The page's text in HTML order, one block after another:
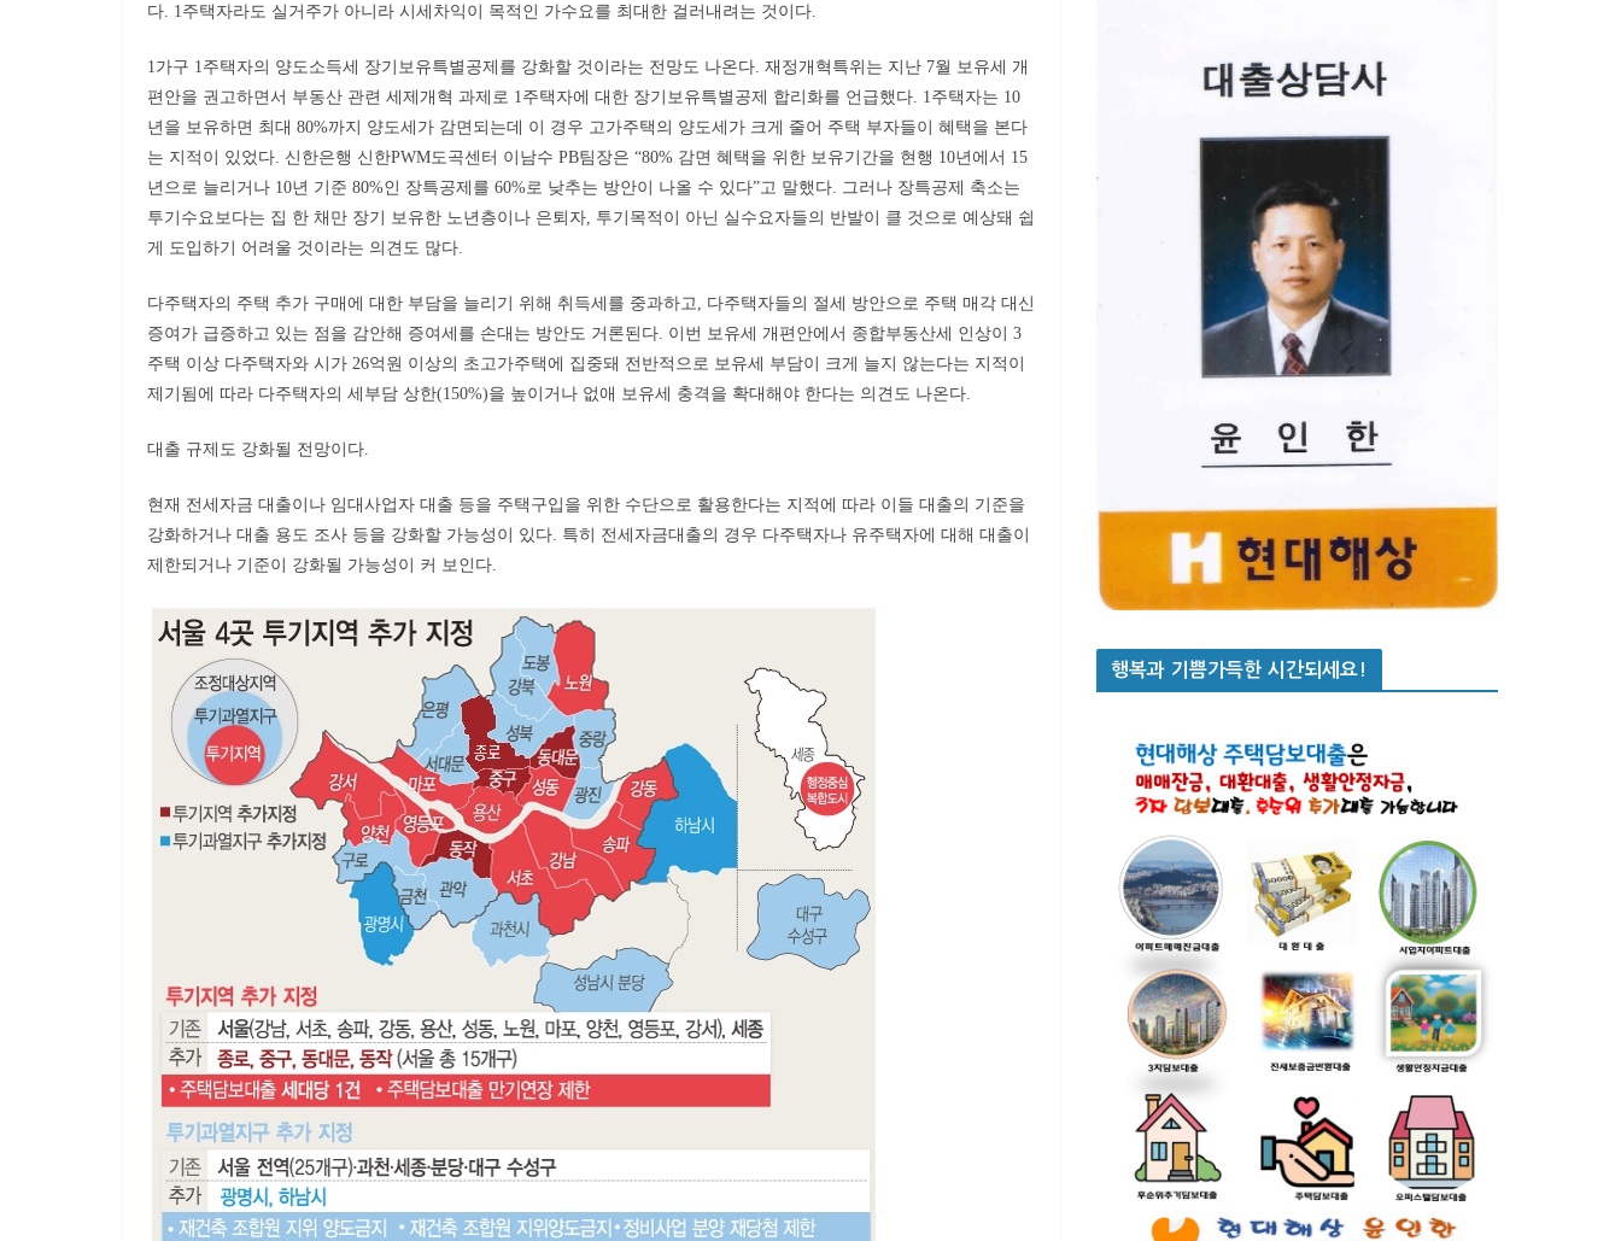
다. 1주택자라도 실거주가 아니라 시세차익이 목적인 가수요를 최대한 걸러내려는 것이다.
1가구 1주택자의 양도소득세 장기보유특별공제를 강화할 것이라는 전망도 나온다. 재정개혁특위는 지난 7월 보유세 개
편안을 권고하면서 부동산 관련 세제개혁 과제로 1주택자에 대한 장기보유특별공제 합리화를 언급했다. 1주택자는 10
년을 보유하면 최대 80%까지 양도세가 감면되는데 이 경우 고가주택의 양도세가 크게 줄어 주택 부자들이 혜택을 본다
는 지적이 있었다. 신한은행 신한PWM도곡센터 이남수 PB팀장은 “80% 감면 혜택을 위한 보유기간을 현행 10년에서 15
년으로 늘리거나 10년 기준 80%인 장특공제를 60%로 낮추는 방안이 나올 수 있다”고 말했다. 그러나 장특공제 축소는
투기수요보다는 집 한 채만 장기 보유한 노년층이나 은퇴자, 투기목적이 아닌 실수요자들의 반발이 클 것으로 예상돼 쉽
게 도입하기 어려울 것이라는 의견도 많다.
다주택자의 주택 추가 구매에 대한 부담을 늘리기 위해 취득세를 중과하고, 다주택자들의 절세 방안으로 주택 매각 대신
증여가 급증하고 있는 점을 감안해 증여세를 손대는 방안도 거론된다. 이번 보유세 개편안에서 종합부동산세 인상이 3
주택 이상 다주택자와 시가 26억원 이상의 초고가주택에 집중돼 전반적으로 보유세 부담이 크게 늘지 않는다는 지적이
제기됨에 따라 다주택자의 세부담 상한(150%)을 높이거나 없애 보유세 충격을 확대해야 한다는 의견도 나온다.
대출 규제도 강화될 전망이다.
현재 전세자금 대출이나 임대사업자 대출 등을 주택구입을 위한 수단으로 활용한다는 지적에 따라 이들 대출의 기준을
강화하거나 대출 용도 조사 등을 강화할 가능성이 있다. 특히 전세자금대출의 경우 다주택자나 유주택자에 대해 대출이
제한되거나 기준이 강화될 가능성이 커 보인다.
행복과 기쁨가득한 시간되세요!